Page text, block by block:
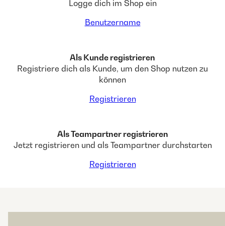
Logge dich im Shop ein
Benutzername
Als Kunde registrieren
Registriere dich als Kunde, um den Shop nutzen zu
können
Registrieren
Als Teampartner registrieren
Jetzt registrieren und als Teampartner durchstarten
Registrieren